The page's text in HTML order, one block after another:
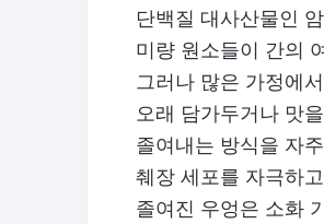
단백질 대사산물인
미량 원소들이 간의
그러나 많은 가정에
오래 담가두거나 맛
졸여내는 방식을 자
췌장 세포를 자극하
졸여진 우엉은 소화